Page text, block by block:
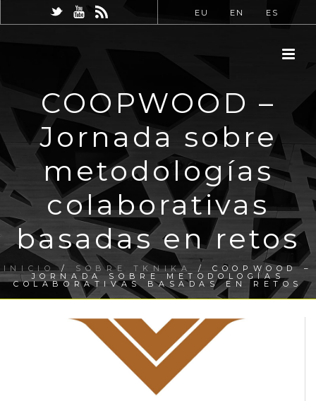
EU EN ES
COOPWOOD –
Jornada sobre
metodologías
colaborativas
basadas en retos
INICIO/ SOBRE TKNIKA / COOPWOOD –
JORNADA SOBRE METODOLOGÍAS
COLABORATIVAS BASADAS EN RETOS